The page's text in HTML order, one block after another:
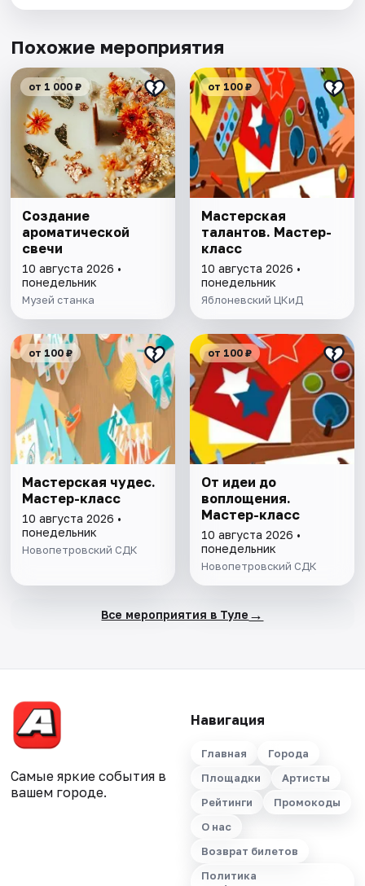
Похожие мероприятия
от 1 000 ₽
Создание
ароматической
свечи
10 августа 2026 •
понедельник
Музей станка
от 100 ₽
Мастерская
талантов. Мастер-
класс
10 августа 2026 •
понедельник
Яблоневский ЦКиД
от 100 ₽
Мастерская чудес.
Мастер-класс
10 августа 2026 •
понедельник
Новопетровский СДК
от 100 ₽
От идеи до
воплощения.
Мастер-класс
10 августа 2026 •
понедельник
Новопетровский СДК
Все мероприятия в Туле →
Самые яркие события в
вашем городе.
Навигация
Главная
Города
Площадки
Артисты
Рейтинги
Промокоды
О нас
Возврат билетов
Политика